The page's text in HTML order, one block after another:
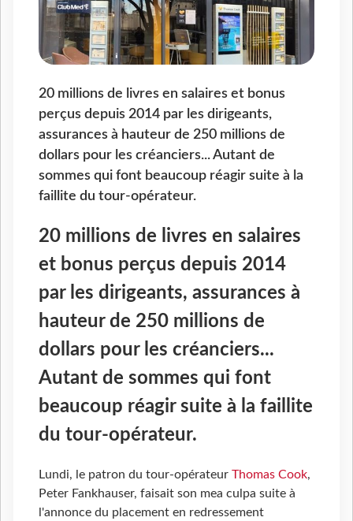
20 millions de livres en salaires et bonus
perçus depuis 2014 par les dirigeants,
assurances à hauteur de 250 millions de
dollars pour les créanciers... Autant de
sommes qui font beaucoup réagir suite à la
faillite du tour-opérateur.
20 millions de livres en salaires
et bonus perçus depuis 2014
par les dirigeants, assurances à
hauteur de 250 millions de
dollars pour les créanciers...
Autant de sommes qui font
beaucoup réagir suite à la faillite
du tour-opérateur.
Lundi, le patron du tour-opérateur Thomas Cook,
Peter Fankhauser, faisait son mea culpa suite à
l'annonce du placement en redressement